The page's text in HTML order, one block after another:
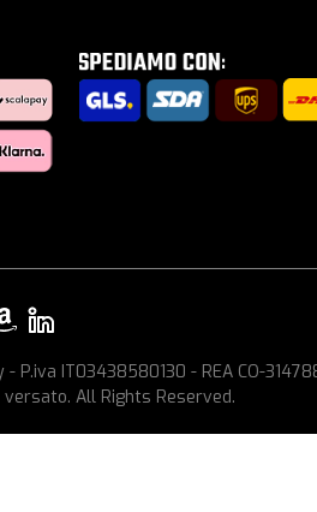
IT03438580130 - REA CO-
All Rights Reserved.